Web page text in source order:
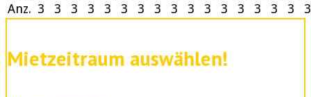
Anz. 3 3 3 3 3 3 3 3 3 3 3 3 3 3 3 3 3
Mietzeitraum auswählen!